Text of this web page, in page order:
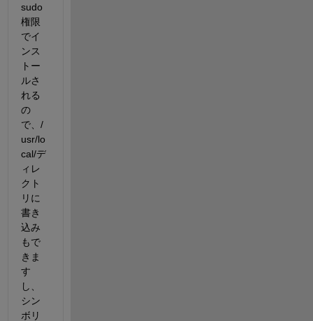
sudo
権限
でイ
ンス
トー
ルさ
れる
の
で、/
usr/lo
cal/デ
ィレ
クト
リに
書き
込み
もで
きま
す
し、
シン
ボリ